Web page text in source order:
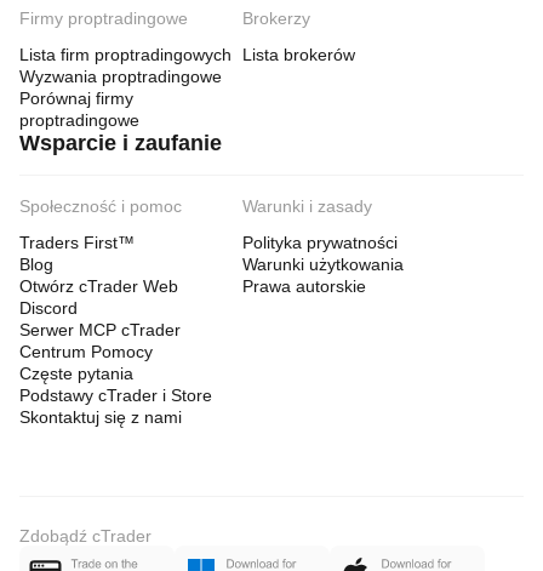
Firmy proptradingowe
Lista firm proptradingowych
Wyzwania proptradingowe
Porównaj firmy
proptradingowe
Brokerzy
Lista brokerów
Wsparcie i zaufanie
Społeczność i pomoc
Traders First™
Blog
Otwórz cTrader Web
Discord
Serwer MCP cTrader
Centrum Pomocy
Częste pytania
Podstawy cTrader i Store
Skontaktuj się z nami
Warunki i zasady
Polityka prywatności
Warunki użytkowania
Prawa autorskie
Zdobądź cTrader